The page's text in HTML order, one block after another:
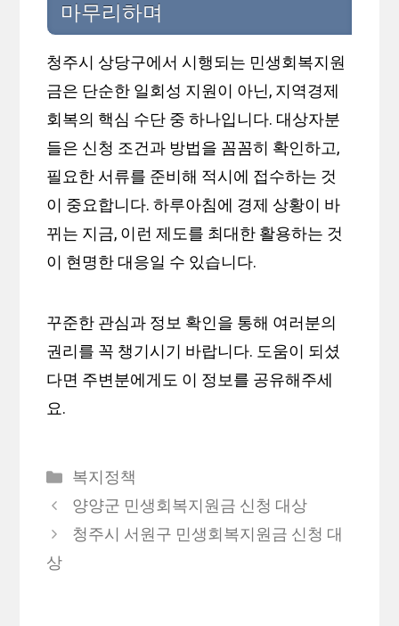
마무리하며
청주시 상당구에서 시행되는 민생회복지원
금은 단순한 일회성 지원이 아닌, 지역경제
회복의 핵심 수단 중 하나입니다. 대상자분
들은 신청 조건과 방법을 꼼꼼히 확인하고,
필요한 서류를 준비해 적시에 접수하는 것
이 중요합니다. 하루아침에 경제 상황이 바
뀌는 지금, 이런 제도를 최대한 활용하는 것
이 현명한 대응일 수 있습니다.
꾸준한 관심과 정보 확인을 통해 여러분의
권리를 꼭 챙기시기 바랍니다. 도움이 되셨
다면 주변분에게도 이 정보를 공유해주세
요.
카
테
고
리
복지정책
양양군 민생회복지원금 신청 대상
청주시 서원구 민생회복지원금 신청 대
상